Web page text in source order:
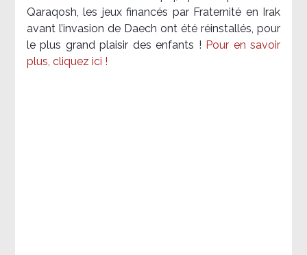
Qaraqosh, les jeux financés par Fraternité en Irak​
avant l’invasion de Daech ont été réinstallés, pour
le plus grand plaisir des enfants ! Pour en savoir
plus, cliquez ici !